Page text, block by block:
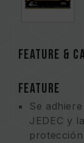
FEATURE &
FEATURE
Se
JEDEC y